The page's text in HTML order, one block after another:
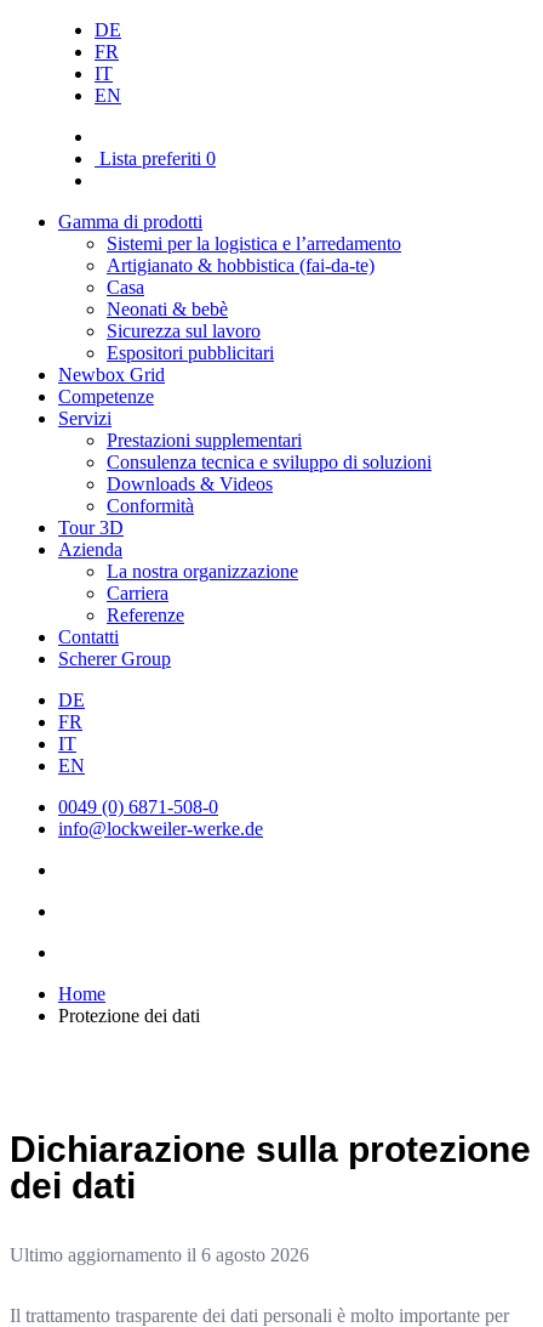
DE
FR
IT
EN
Lista preferiti 0
Gamma di prodotti
Sistemi per la logistica e l’arredamento
Artigianato & hobbistica (fai-da-te)
Casa
Neonati & bebè
Sicurezza sul lavoro
Espositori pubblicitari
Newbox Grid
Competenze
Servizi
Prestazioni supplementari
Consulenza tecnica e sviluppo di soluzioni
Downloads & Videos
Conformità
Tour 3D
Azienda
La nostra organizzazione
Carriera
Referenze
Contatti
Scherer Group
DE
FR
IT
EN
0049 (0) 6871-508-0
info@lockweiler-werke.de
Home
Protezione dei dati
Dichiarazione sulla protezione
dei dati
Ultimo aggiornamento il 6 agosto 2026
Il trattamento trasparente dei dati personali è molto importante per